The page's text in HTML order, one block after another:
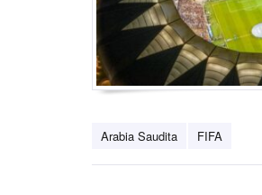
Arabia Saudita FIFA